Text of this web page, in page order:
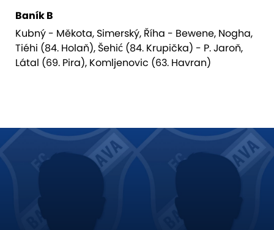
Baník B
Kubný - Měkota, Simerský, Říha - Bewene, Nogha,
Tiéhi (84. Holaň), Šehić (84. Krupička) - P. Jaroň,
Látal (69. Pira), Komljenovic (63. Havran)